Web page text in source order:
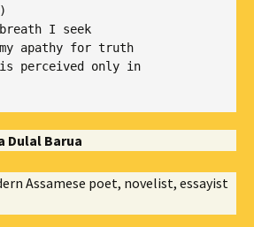
I seek
apathy for truth
is perceived only in
Dulal Barua
Assamese poet, novelist, essayist